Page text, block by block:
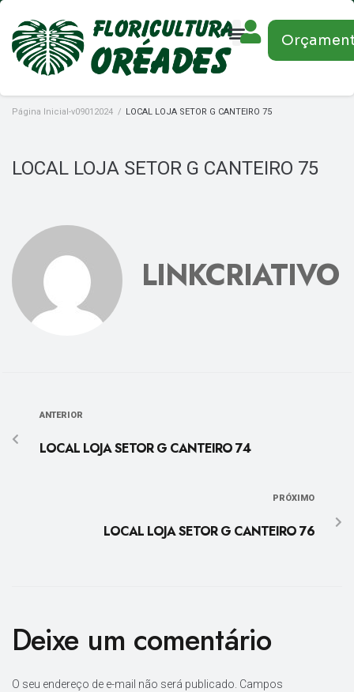
Página Inicial-v09012024 / LOCAL LOJA SETOR G CANTEIRO 75
LOCAL LOJA SETOR G CANTEIRO 75
LINKCRIATIVO
ANTERIOR
LOCAL LOJA SETOR G CANTEIRO 74
PRÓXIMO
LOCAL LOJA SETOR G CANTEIRO 76
Deixe um comentário
O seu endereço de e-mail não será publicado. Campos